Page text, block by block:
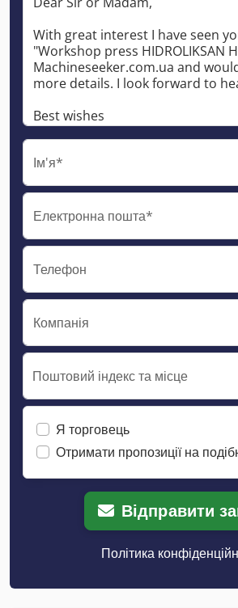
Ім'я*
Електронна пошта*
Телефон
Компанія
Поштовий індекс та місце
Я торговець
Отримати пропозиції на
Відправити
Політика